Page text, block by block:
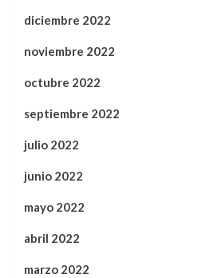
diciembre 2022
noviembre 2022
octubre 2022
septiembre 2022
julio 2022
junio 2022
mayo 2022
abril 2022
marzo 2022